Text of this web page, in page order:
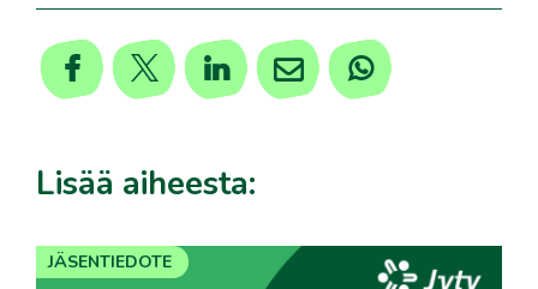
Lisää aiheesta:
JÄSENTIEDOTE